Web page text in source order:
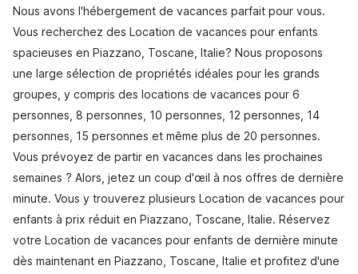
Nous avons l'hébergement de vacances parfait pour vous.
Vous recherchez des Location de vacances pour enfants
spacieuses en Piazzano, Toscane, Italie? Nous proposons
une large sélection de propriétés idéales pour les grands
groupes, y compris des locations de vacances pour 6
personnes, 8 personnes, 10 personnes, 12 personnes, 14
personnes, 15 personnes et même plus de 20 personnes.
Vous prévoyez de partir en vacances dans les prochaines
semaines ? Alors, jetez un coup d'œil à nos offres de dernière
minute. Vous y trouverez plusieurs Location de vacances pour
enfants à prix réduit en Piazzano, Toscane, Italie. Réservez
votre Location de vacances pour enfants de dernière minute
dès maintenant en Piazzano, Toscane, Italie et profitez d'une